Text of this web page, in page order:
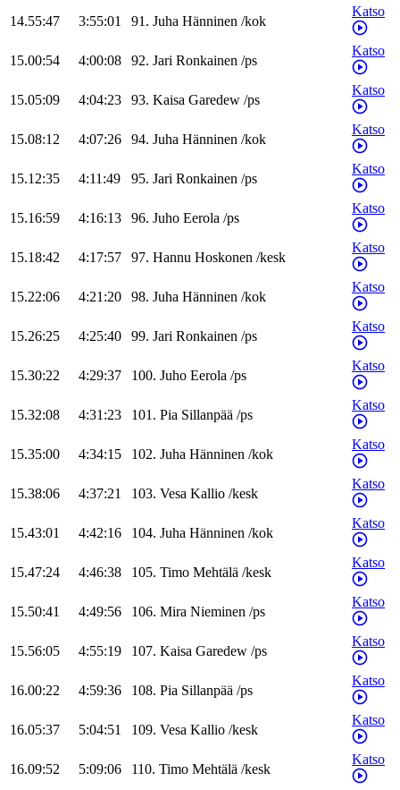
14.55:47 3:55:01 91. Juha Hänninen /kok
Katso
15.00:54 4:00:08 92. Jari Ronkainen /ps
Katso
15.05:09 4:04:23 93. Kaisa Garedew /ps
Katso
15.08:12 4:07:26 94. Juha Hänninen /kok
Katso
15.12:35 4:11:49 95. Jari Ronkainen /ps
Katso
15.16:59 4:16:13 96. Juho Eerola /ps
Katso
15.18:42 4:17:57 97. Hannu Hoskonen /kesk
Katso
15.22:06 4:21:20 98. Juha Hänninen /kok
Katso
15.26:25 4:25:40 99. Jari Ronkainen /ps
Katso
15.30:22 4:29:37 100. Juho Eerola /ps
Katso
15.32:08 4:31:23 101. Pia Sillanpää /ps
Katso
15.35:00 4:34:15 102. Juha Hänninen /kok
Katso
15.38:06 4:37:21 103. Vesa Kallio /kesk
Katso
15.43:01 4:42:16 104. Juha Hänninen /kok
Katso
15.47:24 4:46:38 105. Timo Mehtälä /kesk
Katso
15.50:41 4:49:56 106. Mira Nieminen /ps
Katso
15.56:05 4:55:19 107. Kaisa Garedew /ps
Katso
16.00:22 4:59:36 108. Pia Sillanpää /ps
Katso
16.05:37 5:04:51 109. Vesa Kallio /kesk
Katso
16.09:52 5:09:06 110. Timo Mehtälä /kesk
Katso